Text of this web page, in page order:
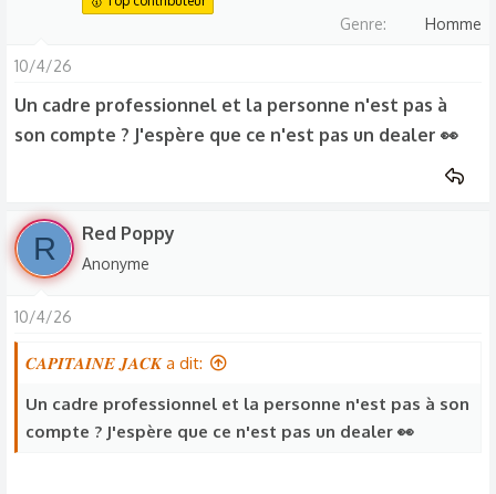
Genre Homme
10/4/26
Un cadre professionnel et la personne n'est pas à
son compte ? J'espère que ce n'est pas un dealer 👀
R Red Poppy
Anonyme
10/4/26
𝑪𝑨𝑷𝑰𝑻𝑨𝑰𝑵𝑬 𝑱𝑨𝑪𝑲 a dit:
Un cadre professionnel et la personne n'est pas à son
compte ? J'espère que ce n'est pas un dealer 👀